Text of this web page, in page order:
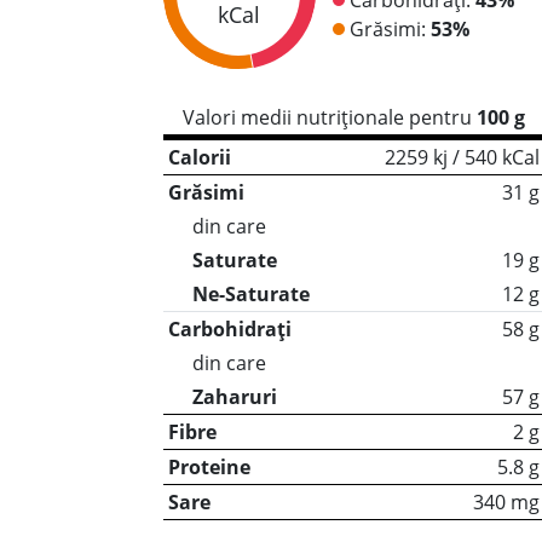
kCal
Grăsimi: 53%
Valori medii nutriționale pentru 100 g
Calorii
2259 kj / 540 kCal
Grăsimi
31 g
din care
Saturate
19 g
Ne-Saturate
12 g
Carbohidrați
58 g
din care
Zaharuri
57 g
Fibre
2 g
Proteine
5.8 g
Sare
340 mg